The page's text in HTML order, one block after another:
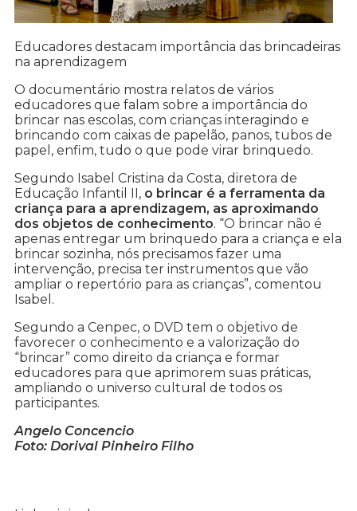
Educadores destacam importância das brincadeiras
na aprendizagem
O documentário mostra relatos de vários
educadores que falam sobre a importância do
brincar nas escolas, com crianças interagindo e
brincando com caixas de papelão, panos, tubos de
papel, enfim, tudo o que pode virar brinquedo.
Segundo Isabel Cristina da Costa, diretora de
Educação Infantil II, o brincar é a ferramenta da
criança para a aprendizagem, as aproximando
dos objetos de conhecimento. “O brincar não é
apenas entregar um brinquedo para a criança e ela
brincar sozinha, nós precisamos fazer uma
intervenção, precisa ter instrumentos que vão
ampliar o repertório para as crianças”, comentou
Isabel.
Segundo a Cenpec, o DVD tem o objetivo de
favorecer o conhecimento e a valorização do
“brincar” como direito da criança e formar
educadores para que aprimorem suas práticas,
ampliando o universo cultural de todos os
participantes.
Angelo Concencio
Foto: Dorival Pinheiro Filho